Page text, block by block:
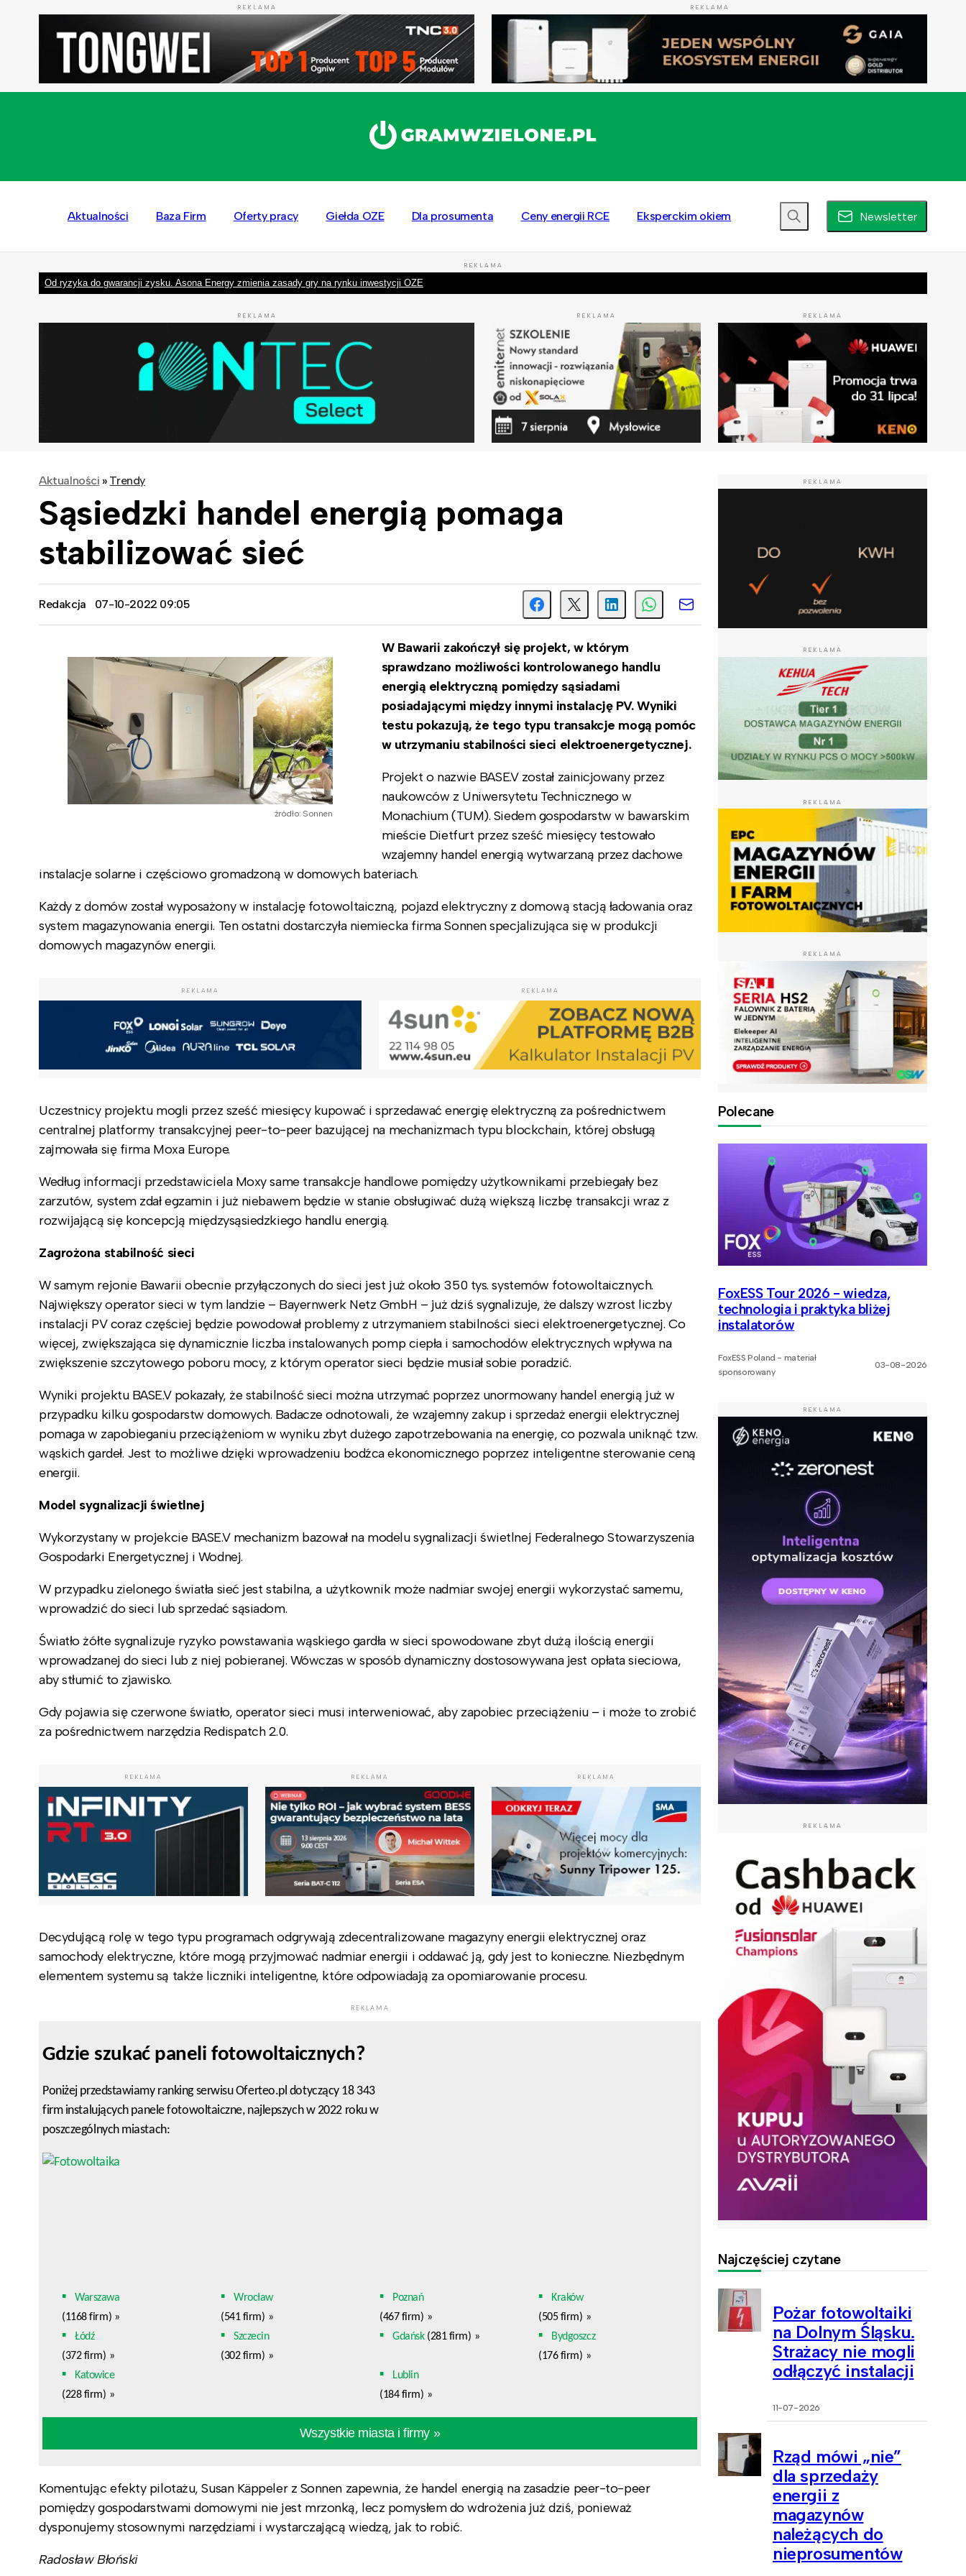
REKLAMA REKLAMA
Aktualności Baza Firm Oferty pracy Giełda OZE Dla prosumenta Ceny energii RCE Eksperckim okiem Newsletter
REKLAMA
Od ryzyka do gwarancji zysku. Asona Energy zmienia zasady gry na rynku inwestycji OZE
REKLAMA REKLAMA REKLAMA
Aktualności » Trendy
Sąsiedzki handel energią pomaga
stabilizować sieć
Redakcja 07-10-2022 09:05
źródło: Sonnen
W Bawarii zakończył się projekt, w którym
sprawdzano możliwości kontrolowanego handlu
energią elektryczną pomiędzy sąsiadami
posiadającymi między innymi instalację PV. Wyniki
testu pokazują, że tego typu transakcje mogą pomóc
w utrzymaniu stabilności sieci elektroenergetycznej.
Projekt o nazwie BASE.V został zainicjowany przez
naukowców z Uniwersytetu Technicznego w
Monachium (TUM). Siedem gospodarstw w bawarskim
mieście Dietfurt przez sześć miesięcy testowało
wzajemny handel energią wytwarzaną przez dachowe
instalacje solarne i częściowo gromadzoną w domowych bateriach.
Każdy z domów został wyposażony w instalację fotowoltaiczną, pojazd elektryczny z domową stacją ładowania oraz
system magazynowania energii. Ten ostatni dostarczyła niemiecka firma Sonnen specjalizująca się w produkcji
domowych magazynów energii.
REKLAMA REKLAMA
Uczestnicy projektu mogli przez sześć miesięcy kupować i sprzedawać energię elektryczną za pośrednictwem
centralnej platformy transakcyjnej peer-to-peer bazującej na mechanizmach typu blockchain, której obsługą
zajmowała się firma Moxa Europe.
Według informacji przedstawiciela Moxy same transakcje handlowe pomiędzy użytkownikami przebiegały bez
zarzutów, system zdał egzamin i już niebawem będzie w stanie obsługiwać dużą większą liczbę transakcji wraz z
rozwijającą się koncepcją międzysąsiedzkiego handlu energią.
Zagrożona stabilność sieci
W samym rejonie Bawarii obecnie przyłączonych do sieci jest już około 350 tys. systemów fotowoltaicznych.
Największy operator sieci w tym landzie – Bayernwerk Netz GmbH – już dziś sygnalizuje, że dalszy wzrost liczby
instalacji PV coraz częściej będzie powodował problemy z utrzymaniem stabilności sieci elektroenergetycznej. Co
więcej, zwiększająca się dynamicznie liczba instalowanych pomp ciepła i samochodów elektrycznych wpływa na
zwiększenie szczytowego poboru mocy, z którym operator sieci będzie musiał sobie poradzić.
Wyniki projektu BASE.V pokazały, że stabilność sieci można utrzymać poprzez unormowany handel energią już w
przypadku kilku gospodarstw domowych. Badacze odnotowali, że wzajemny zakup i sprzedaż energii elektrycznej
pomaga w zapobieganiu przeciążeniom w wyniku zbyt dużego zapotrzebowania na energię, co pozwala uniknąć tzw.
wąskich gardeł. Jest to możliwe dzięki wprowadzeniu bodźca ekonomicznego poprzez inteligentne sterowanie ceną
energii.
Model sygnalizacji świetlnej
Wykorzystany w projekcie BASE.V mechanizm bazował na modelu sygnalizacji świetlnej Federalnego Stowarzyszenia
Gospodarki Energetycznej i Wodnej.
W przypadku zielonego światła sieć jest stabilna, a użytkownik może nadmiar swojej energii wykorzystać samemu,
wprowadzić do sieci lub sprzedać sąsiadom.
Światło żółte sygnalizuje ryzyko powstawania wąskiego gardła w sieci spowodowane zbyt dużą ilością energii
wprowadzanej do sieci lub z niej pobieranej. Wówczas w sposób dynamiczny dostosowywana jest opłata sieciowa,
aby stłumić to zjawisko.
Gdy pojawia się czerwone światło, operator sieci musi interweniować, aby zapobiec przeciążeniu – i może to zrobić
za pośrednictwem narzędzia Redispatch 2.0.
REKLAMA REKLAMA REKLAMA
Decydującą rolę w tego typu programach odgrywają zdecentralizowane magazyny energii elektrycznej oraz
samochody elektryczne, które mogą przyjmować nadmiar energii i oddawać ją, gdy jest to konieczne. Niezbędnym
elementem systemu są także liczniki inteligentne, które odpowiadają za opomiarowanie procesu.
REKLAMA
Gdzie szukać paneli fotowoltaicznych?
Poniżej przedstawiamy ranking serwisu Oferteo.pl dotyczący 18 343
firm instalujących panele fotowoltaiczne, najlepszych w 2022 roku w
poszczególnych miastach:
Warszawa
(1168 firm) »
Wrocław
(541 firm) »
Poznań
(467 firm) »
Kraków
(505 firm) »
Łódź
(372 firm) »
Szczecin
(302 firm) »
Gdańsk (281 firm) »
Bydgoszcz
(176 firm) »
Katowice
(228 firm) »
Lublin
(184 firm) »
Wszystkie miasta i firmy »
Komentując efekty pilotażu, Susan Käppeler z Sonnen zapewnia, że handel energią na zasadzie peer-to-peer
pomiędzy gospodarstwami domowymi nie jest mrzonką, lecz pomysłem do wdrożenia już dziś, ponieważ
dysponujemy stosownymi narzędziami i wystarczającą wiedzą, jak to robić.
Radosław Błoński
REKLAMA
REKLAMA
REKLAMA
REKLAMA
Polecane
FoxESS Tour 2026 - wiedza,
technologia i praktyka bliżej
instalatorów
FoxESS Poland - materiał
sponsorowany
03-08-2026
REKLAMA
REKLAMA
Najczęściej czytane
Pożar fotowoltaiki
na Dolnym Śląsku.
Strażacy nie mogli
odłączyć instalacji
11-07-2026
Rząd mówi „nie”
dla sprzedaży
energii z
magazynów
należących do
nieprosumentów